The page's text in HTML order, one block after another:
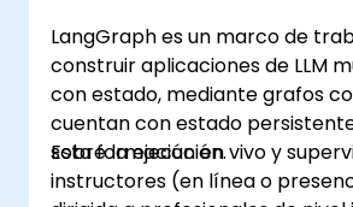
biológica.
LangGraph es un marco de
construir aplicaciones de LLM
con estado, mediante grafos
cuentan con estado
sobre la ejecución.
Esta formación en vivo y
instructores (en línea o